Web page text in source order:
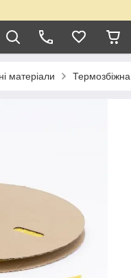
матеріали